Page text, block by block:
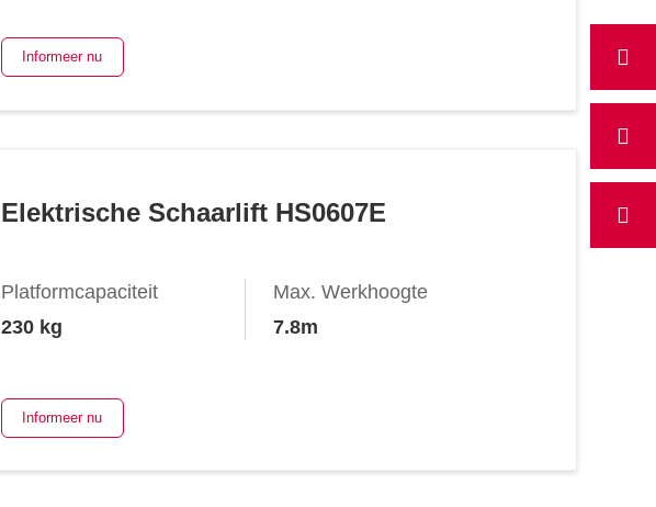
Informeer nu
Elektrische Schaarlift HS0607E
Platformcapaciteit
230 kg
Max. Werkhoogte
7.8m
Informeer nu